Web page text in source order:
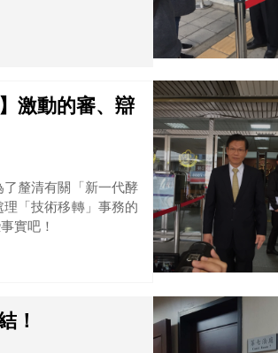
激動的審、辯
釐清有關「新一代酵
「技術移轉」事務的
實吧！
！